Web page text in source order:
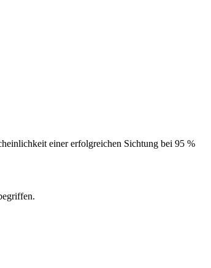
einer erfolgreichen Sichtung bei 95 %